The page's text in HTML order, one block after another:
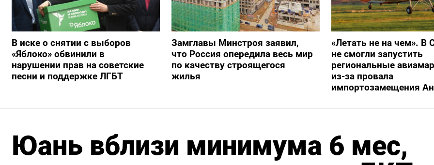
В иске о снятии с выборов
«Яблоко» обвинили в
нарушении прав на советские
песни и поддержке ЛГБТ
Замглавы Минстроя заявил,
что Россия опередила весь мир
по качеству строящегося
жилья
«Летать не на чем». В
не смогли запустить
региональные
из-за провала
импортозамещения
Юань вблизи минимума 6 мес,